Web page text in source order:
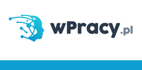
wPracy.pl